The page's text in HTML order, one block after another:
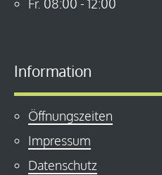
Fr. 08:00 - 12:00
Information
Öffnungszeiten
Impressum
Datenschutz